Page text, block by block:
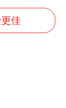
佳